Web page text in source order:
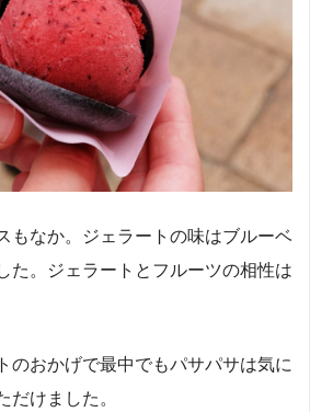
もなか。ジェラートの味はブルーベ
た。ジェラートとフルーツの相性は
のおかげで最中でもパサパサは気に
だけました。